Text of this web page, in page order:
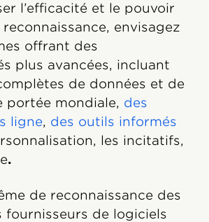
l’efficacité et le pouvoir
envisagez
offrant des
plus avancées, incluant
de données et de
portée mondiale, des
ligne, des outils informés
les incitatifs,
.
de reconnaissance des
fournisseurs de logiciels